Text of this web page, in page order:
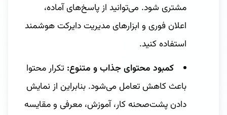
مشتری شود. می‌توانید از پاسخ‌های آماده،
اعلان فوری و ابزارهای مدیریت دایرکت هوشمند
استفاده کنید.
کمبود محتوای جذاب و متنوع: تکرار محتوا
باعث کاهش تعامل می‌شود. بنابراین از نمایش
دادن پشت‌صحنه کار، آموزش، معرفی و مقایسه